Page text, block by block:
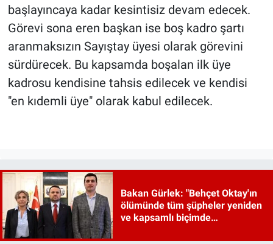
başlayıncaya kadar kesintisiz devam edecek.
Görevi sona eren başkan ise boş kadro şartı
aranmaksızın Sayıştay üyesi olarak görevini
sürdürecek. Bu kapsamda boşalan ilk üye
kadrosu kendisine tahsis edilecek ve kendisi
"en kıdemli üye" olarak kabul edilecek.
Bakan Gürlek: "Behçet Oktay'ın
ölümünde tüm şüpheler yeniden
ve kapsamlı biçimde